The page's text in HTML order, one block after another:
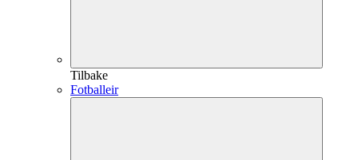
Tilbake
Fotballeir